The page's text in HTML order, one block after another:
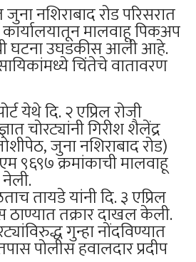
नशिराबाद रोड परिसरात
कार्यालयातून मालवाहू पिकअप
घटना उघडकीस आली आहे.
चिंतेचे वातावरण
येथे दि. २ एप्रिल रोजी
चोरट्यांनी गिरीश शैलेंद्र
जुना नशिराबाद रोड)
९६९७ क्रमांकाची मालवाहू
तायडे यांनी दि. ३ एप्रिल
ठाण्यात तक्रार दाखल केली.
गुन्हा नोंदविण्यात
पोलीस हवालदार प्रदीप